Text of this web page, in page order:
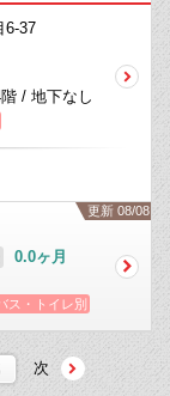
6-37
/ 地下なし
更新 08/08
0.0ヶ月
ス・トイレ別
次